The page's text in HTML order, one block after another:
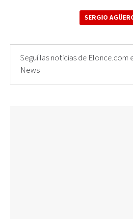
SERGIO
Seguí las noticias de Elonce.com
News